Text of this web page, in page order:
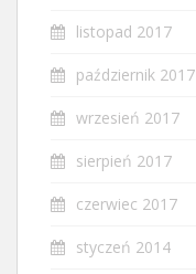
listopad 2017
październik 2017
wrzesień 2017
sierpień 2017
czerwiec 2017
styczeń 2014